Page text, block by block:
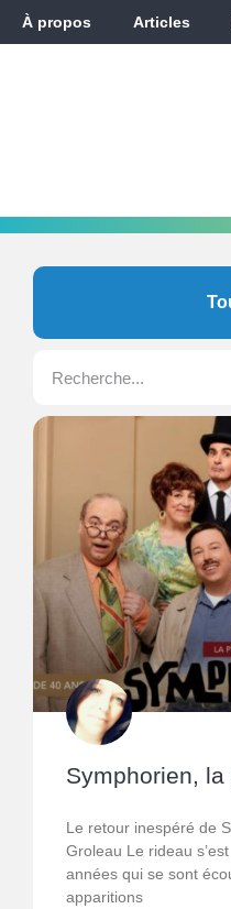
À propos Articles
Symphorien,
Le retour inespéré de
Groleau Le rideau
années qui se sont
apparitions